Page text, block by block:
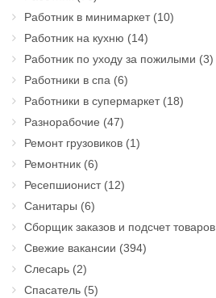
Работник в минимаркет(10)
Работник на кухню (14)
Работник по уходу за пожилыми (3)
Работники в спа (6)
Работники в супермаркет(18)
Разнорабочие (47)
Ремонт грузовиков (1)
Ремонтник (6)
Ресепшионист(12)
Санитары (6)
Сборщик заказов и подсчет товаров
Свежие вакансии (394)
Слесарь (2)
Спасатель (5)